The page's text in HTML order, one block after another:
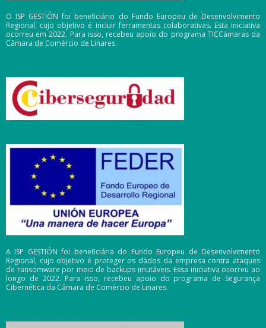
O ISP GESTIÓN foi beneficiário do Fundo Europeu de Desenvolvimento
Regional, cujo objetivo é incluir ferramentas colaborativas. Esta iniciativa
ocorreu em 2022. Para isso, recebeu apoio do programa TICCámaras da
Câmara de Comércio de Linares.
A ISP GESTIÓN foi beneficiária do Fundo Europeu de Desenvolvimento
Regional, cujo objetivo é proteger os dados da empresa contra ataques
de ransomware por meio de backups imutáveis. Essa iniciativa ocorreu ao
longo de 2022. Para isso, recebeu apoio do programa de Segurança
Cibernética da Câmara de Comércio de Linares.